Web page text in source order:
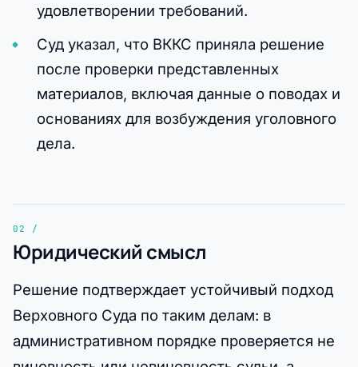
удовлетворении требований.
Суд указал, что ВККС приняла решение
после проверки представленных
материалов, включая данные о поводах и
основаниях для возбуждения уголовного
дела.
Юридический смысл
Решение подтверждает устойчивый подход
Верховного Суда по таким делам: в
административном порядке проверяется не